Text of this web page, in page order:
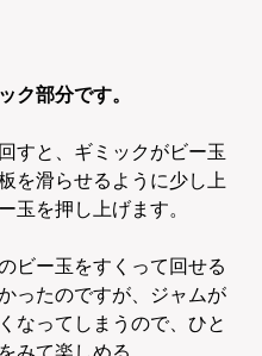
ク部分です。
すと、ギミックがビー玉
を滑らせるように少し上
玉を押し上げます。
ビー玉をすくって回せる
ったのですが、ジャムが
なってしまうので、ひと